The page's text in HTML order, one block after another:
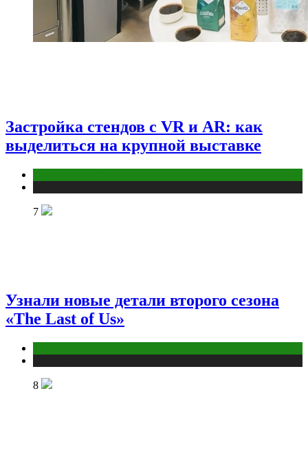
Застройка стендов с VR и AR: как
выделиться на крупной выставке
7
Узнали новые детали второго сезона
«The Last of Us»
8